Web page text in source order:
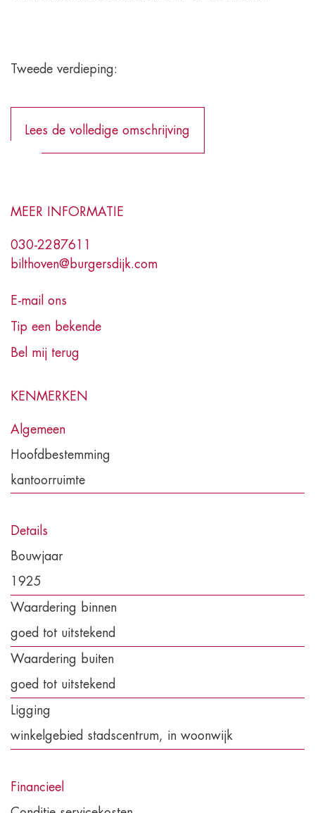
Tweede verdieping:
Lees de volledige omschrijving
MEER INFORMATIE
030-2287611
bilthoven@burgersdijk.com
E-mail ons
Tip een bekende
Bel mij terug
KENMERKEN
Algemeen
Hoofdbestemming
kantoorruimte
Details
Bouwjaar
1925
Waardering binnen
goed tot uitstekend
Waardering buiten
goed tot uitstekend
Ligging
winkelgebied stadscentrum, in woonwijk
Financieel